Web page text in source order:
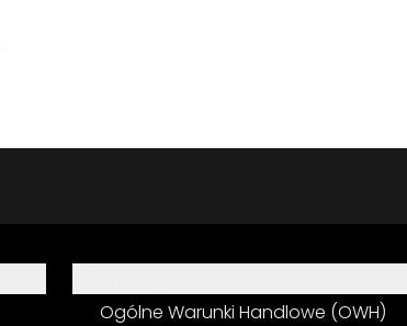
Ogólne Warunki Handlowe (OWH)